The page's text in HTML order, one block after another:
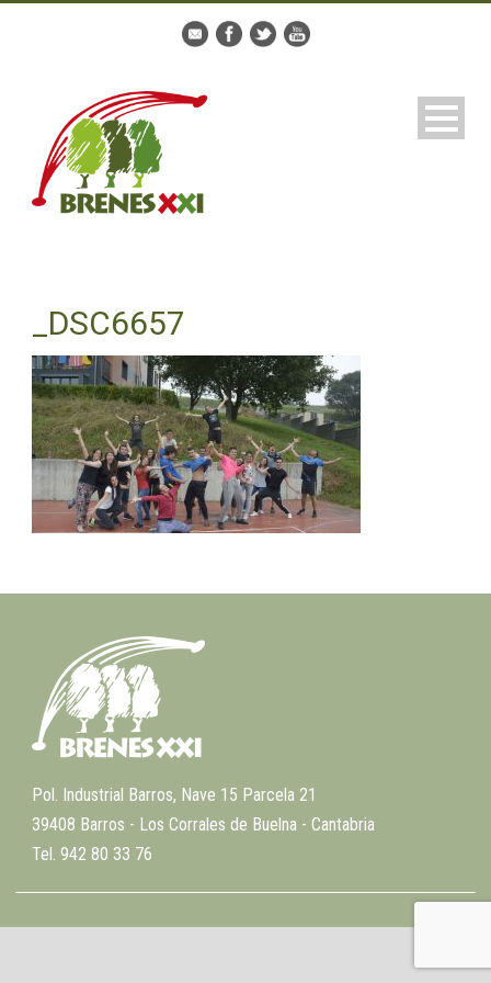
_DSC6657
Pol. Industrial Barros, Nave 15 Parcela 21
39408 Barros - Los Corrales de Buelna - Cantabria
Tel. 942 80 33 76